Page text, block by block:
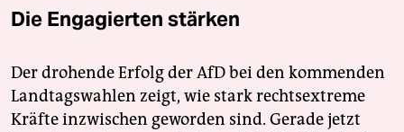
Die Engagierten stärken
Der drohende Erfolg der AfD bei den kommenden
Landtagswahlen zeigt, wie stark rechtsextreme
Kräfte inzwischen geworden sind. Gerade jetzt